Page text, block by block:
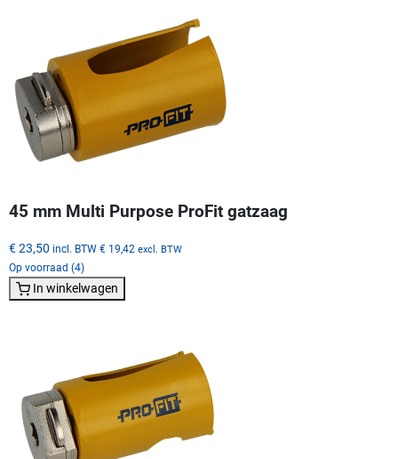
45 mm Multi Purpose ProFit gatzaag
€ 23,50 incl. BTW € 19,42 excl. BTW
Op voorraad (4)
In winkelwagen